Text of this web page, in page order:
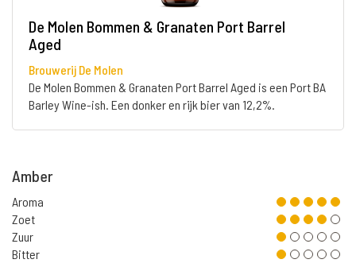
De Molen Bommen & Granaten Port Barrel
Aged
Brouwerij De Molen
De Molen Bommen & Granaten Port Barrel Aged is een Port BA
Barley Wine-ish. Een donker en rijk bier van 12,2%.
Amber
Aroma
Zoet
Zuur
Bitter